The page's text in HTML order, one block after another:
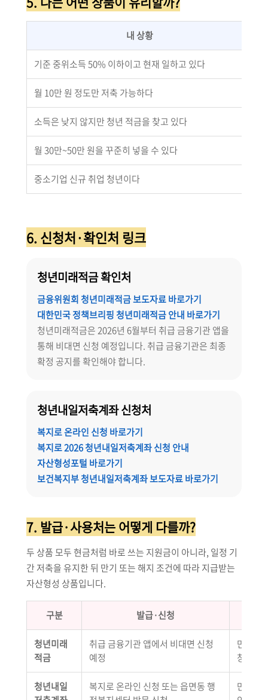
내 상황
기준 중위소득 50% 이하이고 현재 일하고 있다
월 10만 원 정도만 저축 가능하다
소득은 낮지 않지만 청년 적금을 찾고 있다
월 30만~50만 원을 꾸준히 넣을 수 있다
중소기업 신규 취업 청년이다
6. 신청처·확인처 링크
청년미래적금 확인처
금융위원회 청년미래적금 보도자료 바로가기
대한민국 정책브리핑 청년미래적금 안내 바로가기
청년미래적금은 2026년 6월부터 취급 금융기관 앱을
통해 비대면 신청 예정입니다. 취급 금융기관은 최종
확정 공지를 확인해야 합니다.
청년내일저축계좌 신청처
복지로 온라인 신청 바로가기
복지로 2026 청년내일저축계좌 신청 안내
자산형성포털 바로가기
보건복지부 청년내일저축계좌 보도자료 바로가기
7. 발급·사용처는 어떻게 다를까?
두 상품 모두 현금처럼 바로 쓰는 지원금이 아니라, 일정 기
간 저축을 유지한 뒤 만기 또는 해지 조건에 따라 지급받는
자산형성 상품입니다.
구분 발급·신청
청년미래
적금
취급 금융기관 앱에서 비대면 신청
예정
만기 후
창업 준
청년내일
복지로 온라인 신청 또는 읍면동 행
만기 시